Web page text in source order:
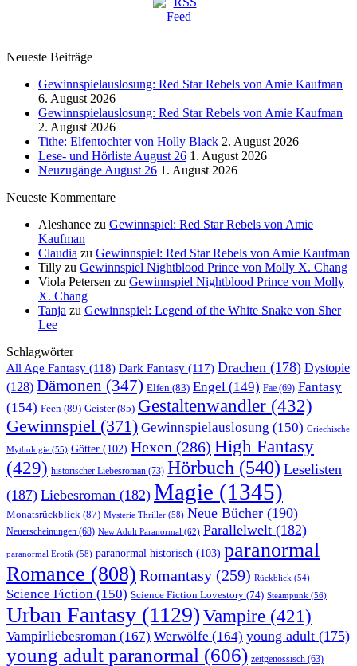
Neueste Beiträge
Gewinnspielauslosung: Red Star Rebels von Amie Kaufman
6. August 2026
Gewinnspielauslosung: Red Star Rebels von Amie Kaufman
2. August 2026
Tithe: Elfentochter von Holly Black 2. August 2026
Lese- und Hörliste August 26 1. August 2026
Neuzugänge August 26 1. August 2026
Neueste Kommentare
Aleshanee zu Gewinnspiel: Red Star Rebels von Amie
Kaufman
Claudia zu Gewinnspiel: Red Star Rebels von Amie Kaufman
Tilly zu Gewinnspiel Nightblood Prince von Molly X. Chang
Viola Petersen zu Gewinnspiel Nightblood Prince von Molly
X. Chang
Tanja zu Gewinnspiel: Legend of the White Snake von Sher
Lee
Schlagwörter
All Age Fantasy (118) Dark Fantasy (117) Drachen (178) Dystopie
(128) Dämonen (347) Elfen (83) Engel (149) Fae (69) Fantasy
(154) Feen (89) Geister(85) Gestaltenwandler (432)
Gewinnspiel (371) Gewinnspielauslosung (150) Griechische
Mythologie (55) Götter (102) Hexen (286) High Fantasy
(429) historischer Liebesroman (73) Hörbuch (540) Leselisten
(187) Liebesroman (182) Magie (1345)
Monatsrückblick (87) Mysterie Thriller (58) Neue Bücher (190)
Neuerscheinungen (68) New Adult Paranormal (62) Parallelwelt (182)
paranormal Erotik (58) paranormal historisch (103) paranormal
Romance (808) Romantasy (259) Rückblick (54)
Science Fiction (150) Science Fiction Lovestory (74) Steampunk (56)
Urban Fantasy (1129) Vampire (421)
Vampirliebesroman (167) Werwölfe (164) young adult (175)
young adult paranormal (606) zeitgenössisch (63)